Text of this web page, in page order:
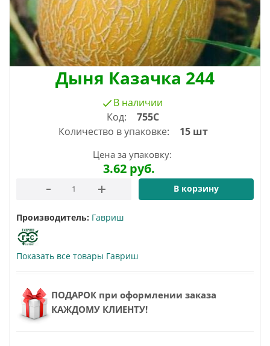
Дыня Казачка 244
В наличии
Код:
755С
Количество в упаковке:
15 шт
Цена за упаковку:
3.62 руб.
В корзину
Производитель: Гавриш
Показать все товары Гавриш
ПОДАРОК при оформлении заказа
КАЖДОМУ КЛИЕНТУ!